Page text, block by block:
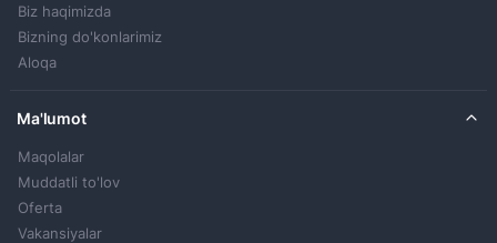
Biz haqimizda
Bizning do'konlarimiz
Aloqa
Ma'lumot
Maqolalar
Muddatli to'lov
Oferta
Vakansiyalar